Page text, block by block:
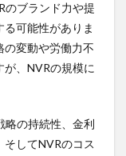
のブランド力や提
可能性がありま
の変動や労働力不
、NVRの規模に
略の持続性、金利
してNVRのコス